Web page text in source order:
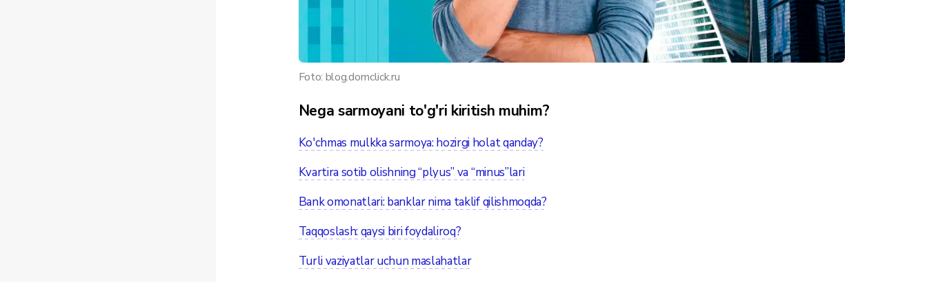
Foto: blog.domclick.ru
Nega sarmoyani to'g'ri kiritish muhim?
Ko'chmas mulkka sarmoya: hozirgi holat qanday?
Kvartira sotib olishning “plyus” va “minus”lari
Bank omonatlari: banklar nima taklif qilishmoqda?
Taqqoslash: qaysi biri foydaliroq?
Turli vaziyatlar uchun maslahatlar